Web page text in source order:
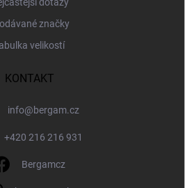
značky
velikostí
KONTAKT
info@bergam.cz
+420 216 216 931
Bergamcz